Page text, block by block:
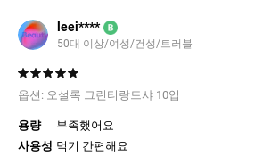
leei**** B
50대 이상/여성/건성/트러블
옵션: 오설록 그린티랑드샤 10입
용량
부족했어요
사용성 먹기 간편해요